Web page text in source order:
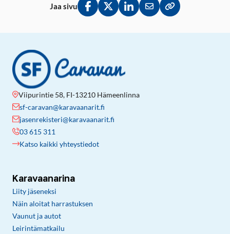
Jaa sivu
Jaa Facebookissa
Jaa Twitterissä
Jaa LinkedInissä
Jaa sähköpostitse
Kopioi linkki
Viipurintie 58, FI-13210 Hämeenlinna
sf-caravan@karavaanarit.fi
jasenrekisteri@karavaanarit.fi
03 615 311
Katso kaikki yhteystiedot
Karavaanarina
Liity jäseneksi
Näin aloitat harrastuksen
Vaunut ja autot
Leirintämatkailu